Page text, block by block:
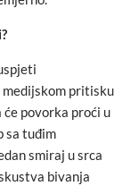
pritisku
će povorka proći u
sa tuđim
smiraj u srca
bivanja